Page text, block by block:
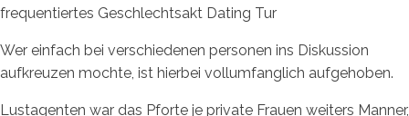
frequentiertes Geschlechtsakt Dating Tur
Wer einfach bei verschiedenen personen ins Diskussion
aufkreuzen mochte, ist hierbei vollumfanglich aufgehoben.
Lustagenten war das Pforte je private Frauen weiters Manner,